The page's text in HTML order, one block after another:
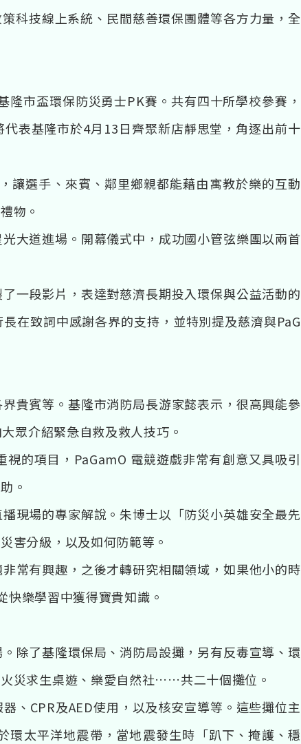
科技線上系統、民間慈善環保團體等各方力量，全
市盃環保防災勇士PK賽。共有四十所學校參賽，
表基隆市於4月13日齊聚新店靜思堂，角逐出前十
讓選手、來賓、鄰里鄉親都能藉由寓教於樂的互動
物。
大道進場。開幕儀式中，成功國小管弦樂團以兩首
一段影片，表達對慈濟長期投入環保與公益活動的
在致詞中感謝各界的支持，並特別提及慈濟與PaG
貴賓等。基隆市消防局長游家懿表示，很高興能參
眾介紹緊急自救及救人技巧。
的項目，PaGamO 電競遊戲非常有創意又具吸引
。
現場的專家解說。朱博士以「防災小英雄安全最先
害分級，以及如何防範等。
常有興趣，之後才轉研究相關領域，如果他小的時
樂學習中獲得寶貴知識。
除了基隆環保局、消防局設攤，另有反毒宣導、環
災求生桌遊、樂愛自然社……共二十個攤位。
、CPR及AED使用，以及核安宣導等。這些攤位主
太平洋地震帶，當地震發生時「趴下、掩護、穩